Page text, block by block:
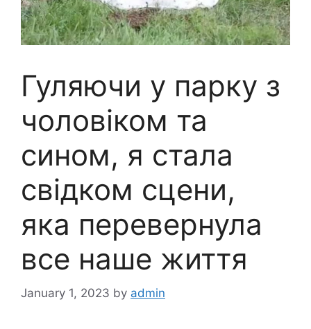
Гуляючи у парку з
чоловіком та
сином, я стала
свідком сцени,
яка перевернула
все наше життя
January 1, 2023 by admin